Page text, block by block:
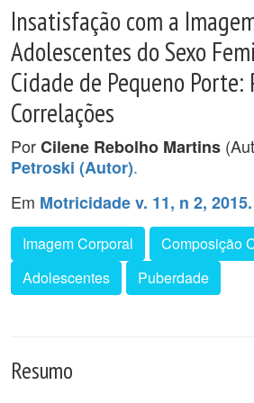
Insatisfação com a
Adolescentes do Sexo
Cidade de Pequeno Porte:
Correlações
PorCilene Rebolho Martins
Petroski (Autor).
Em Motricidade v. 11, n 2, 2015.
Imagem Corporal
Composição
Adolescentes
Puberdade
Resumo